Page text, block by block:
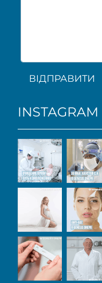
ВІДПРАВИТИ
INSTAGRAM